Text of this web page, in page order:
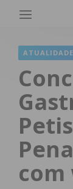
ATUALIDADE
com